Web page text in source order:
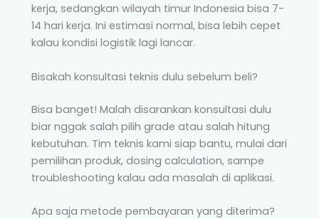
kerja, sedangkan wilayah timur Indonesia bisa 7-
14 hari kerja. Ini estimasi normal, bisa lebih cepet
kalau kondisi logistik lagi lancar.
Bisakah konsultasi teknis dulu sebelum beli?
Bisa banget! Malah disarankan konsultasi dulu
biar nggak salah pilih grade atau salah hitung
kebutuhan. Tim teknis kami siap bantu, mulai dari
pemilihan produk, dosing calculation, sampe
troubleshooting kalau ada masalah di aplikasi.
Apa saja metode pembayaran yang diterima?